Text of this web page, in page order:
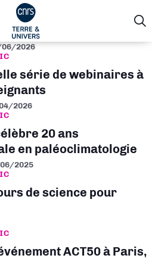
2026
série de webinaires à
2026
20 ans
en paléoclimatologie
2025
de science pour
ACT50 à Paris,